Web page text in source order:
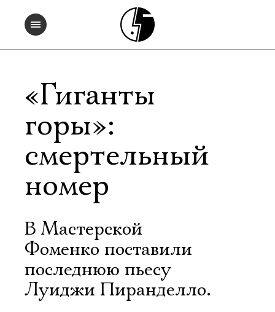
«Гиганты
горы»:
смертельный
номер
В Мастерской
Фоменко поставили
последнюю пьесу
Луиджи Пиранделло.